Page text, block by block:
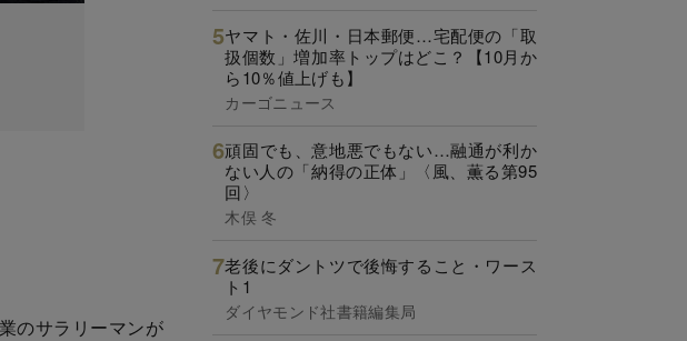
のサラリーマンが
ヤマト・佐川・日本郵便…宅配便の「取
扱個数」増加率トップはどこ？【10月か
ら10％値上げも】
カーゴニュース
頑固でも、意地悪でもない…融通が利か
ない人の「納得の正体」〈風、薫る第95
回〉
木俣 冬
老後にダントツで後悔すること・ワース
ト1
ダイヤモンド社書籍編集局